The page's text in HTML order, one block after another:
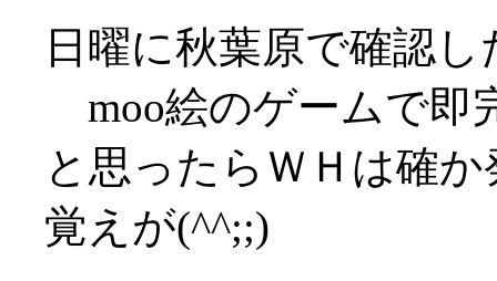
日曜に秋葉原で確認
moo絵のゲームで即
と思ったらＷＨは確
覚えが(^^;;)